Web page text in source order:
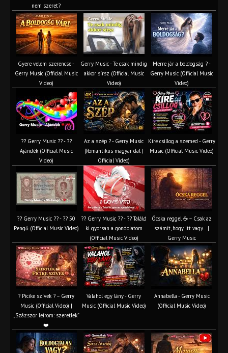
nem szeret?
Gyere velem szerencse -
Gerry Music (Official Music
Video)
Gerry Music - Te csak mindig
akkor sírsz (Official Music
Video)
Merre jár a boldogság ? -
Gerry Music (Official Music
Video)
?? Gerry Music ?? - ??
Ajándék (Official Music
Video)
Az a szép ? - Gerry Music
(Romantikus magyar dal |
Official Video)
Kire csillog a szemed - Gerry
Music (Official Music Video)
?? Gerry Music ?? - ?? 50
Pengő (Official Music Video)
?? Gerry Music ?? - ?? Találd
ki gyorsan a gondolatom
(Official Music Video)
Ócska reggel ☕ – Csak az
számít, hogy itt vagy… |
Gerry Music
? Picike szívek ? – Gerry
Music (Official Video) |
„Százszor leírom: szeretlek”
❤️
Valahol egy lány - Gerry
Music (Official Music Video)
Annabella - Gerry Music
(Official Music Video)